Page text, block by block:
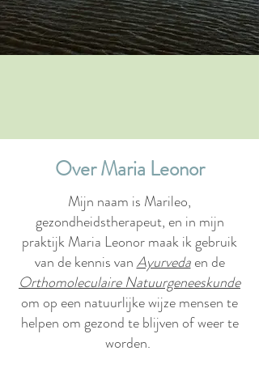
Over Maria Leonor
Mijn naam is Marileo,
gezondheidstherapeut, en in mijn
praktijk Maria Leonor maak ik gebruik
van de kennis vanAyurvedaen de
Orthomoleculaire Natuurgeneeskunde
om op een natuurlijke wijze mensen te
helpen om gezond te blijven of weer te
worden.